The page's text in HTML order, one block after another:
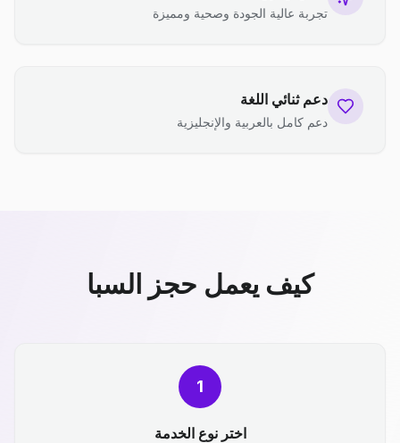
تجربة عالية الجودة وصحية ومميزة
دعم ثنائي اللغة
دعم كامل بالعربية والإنجليزية
كيف يعمل حجز السبا
1
اختر نوع الخدمة